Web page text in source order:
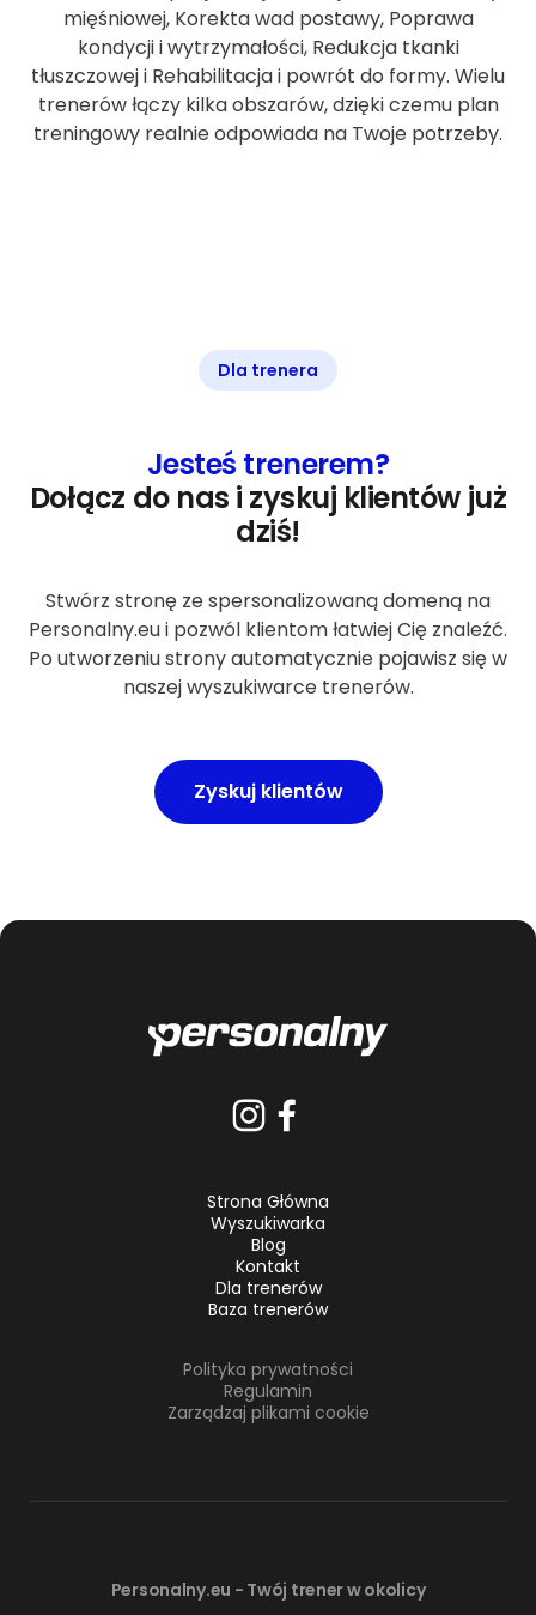
mięśniowej, Korekta wad postawy, Poprawa
kondycji i wytrzymałości, Redukcja tkanki
tłuszczowej i Rehabilitacja i powrót do formy. Wielu
trenerów łączy kilka obszarów, dzięki czemu plan
treningowy realnie odpowiada na Twoje potrzeby.
Dla trenera
Jesteś trenerem?
Dołącz do nas i zyskuj klientów już
dziś!
Stwórz stronę ze spersonalizowaną domeną na
Personalny.eu i pozwól klientom łatwiej Cię znaleźć.
Po utworzeniu strony automatycznie pojawisz się w
naszej wyszukiwarce trenerów.
Zyskuj klientów
Strona Główna
Wyszukiwarka
Blog
Kontakt
Dla trenerów
Baza trenerów
Polityka prywatności
Regulamin
Zarządzaj plikami cookie
Personalny.eu - Twój trener w okolicy